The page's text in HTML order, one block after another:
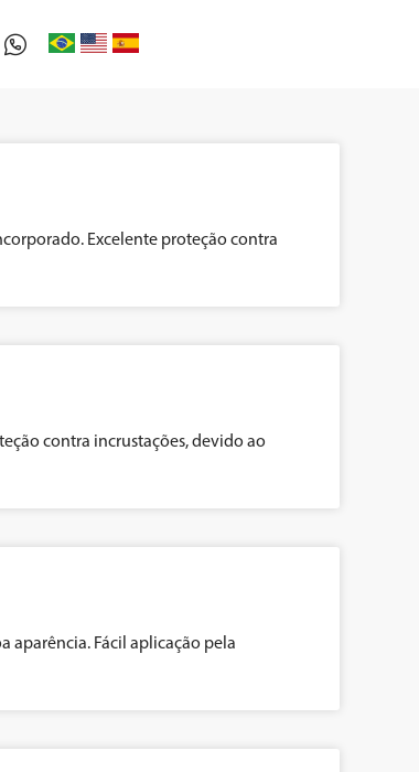
Excelente proteção contra
contra incrustações, devido ao
aparência. Fácil aplicação pela